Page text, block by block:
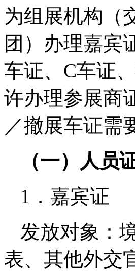
为组展机构（
团）办理嘉宾
车证、C车证
许办理参展商
／撤展车证需
（一）人员
1．嘉宾证
发放对象：
表、其他外交